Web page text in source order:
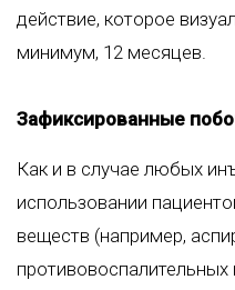
действие, которое
минимум, 12 месяцев.
Зафиксированные
Как и в случае любых
использовании
веществ (например,
противовоспалительных